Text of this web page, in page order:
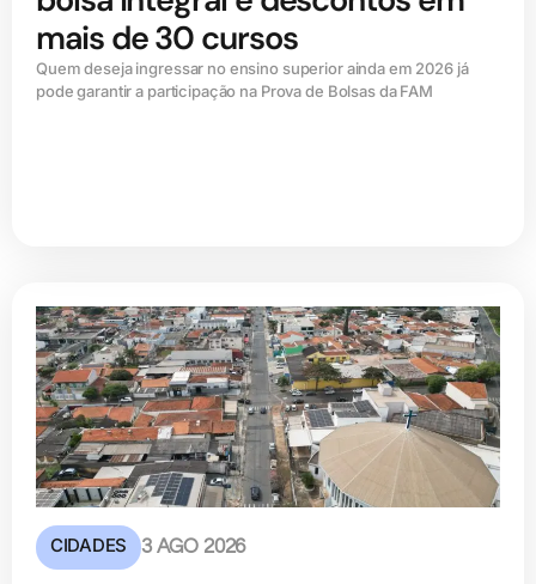
mais de 30 cursos
Quem deseja ingressar no ensino superior ainda em 2026 já
pode garantir a participação na Prova de Bolsas da FAM
CIDADES 3 AGO 2026